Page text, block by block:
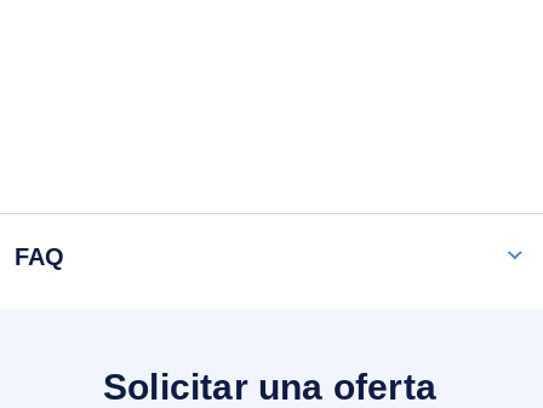
FAQ
Solicitar una oferta